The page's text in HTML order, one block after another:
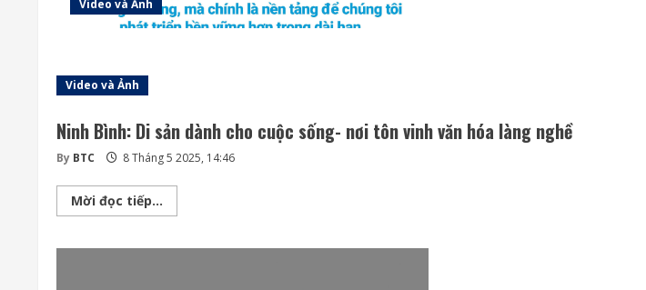
Video và Ảnh
trụ
cột
giáo
Video và Ảnh
Ninh Bình: Di sản dành cho cuộc sống- nơi tôn vinh văn hóa làng nghề
By BTC 8 Tháng 5 2025, 14:46
Mời đọc tiếp...
Bình:
dành